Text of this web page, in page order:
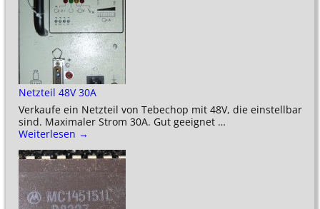
Netzteil 48V 30A
Verkaufe ein Netzteil von Tebechop mit 48V, die einstellbar
sind. Maximaler Strom 30A. Gut geeignet …
Weiterlesen →